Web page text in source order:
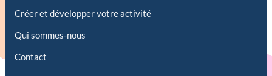
Créer et développer votre activité
Qui sommes-nous
Contact